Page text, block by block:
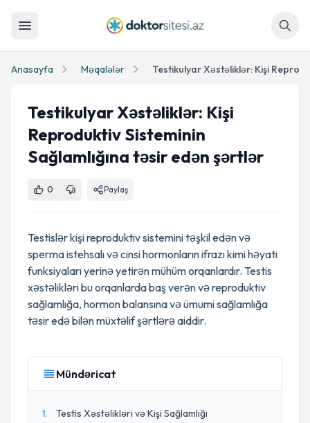
Anasayfa Məqalələr
Testikulyar Xəstəliklər: Kişi
Reproduktiv Sisteminin
Sağlamlığına təsir edən şərtlər
0 Paylaş
Testislər kişi reproduktiv sistemini təşkil edən və
sperma istehsalı və cinsi hormonların ifrazı kimi həyati
funksiyaları yerinə yetirən mühüm orqanlardır. Testis
xəstəlikləri bu orqanlarda baş verən və reproduktiv
sağlamlığa, hormon balansına və ümumi sağlamlığa
təsir edə bilən müxtəlif şərtlərə aiddir.
Mündəricat
1. Testis Xəstəlikləri və Kişi Sağlamlığı